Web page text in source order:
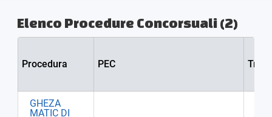
Elenco Procedure Concorsuali (2)
Procedura PEC
GHEZA
MATIC DI